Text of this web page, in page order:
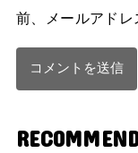
前、メールアドレ